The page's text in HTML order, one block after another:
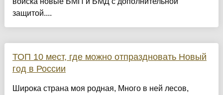
защитой....
ТОП 10 мест, где можно отпраздновать Новый
год в России
Широка страна моя родная, Много в ней лесов,